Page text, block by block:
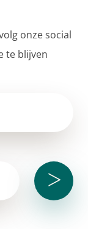
onze social
te blijven
>